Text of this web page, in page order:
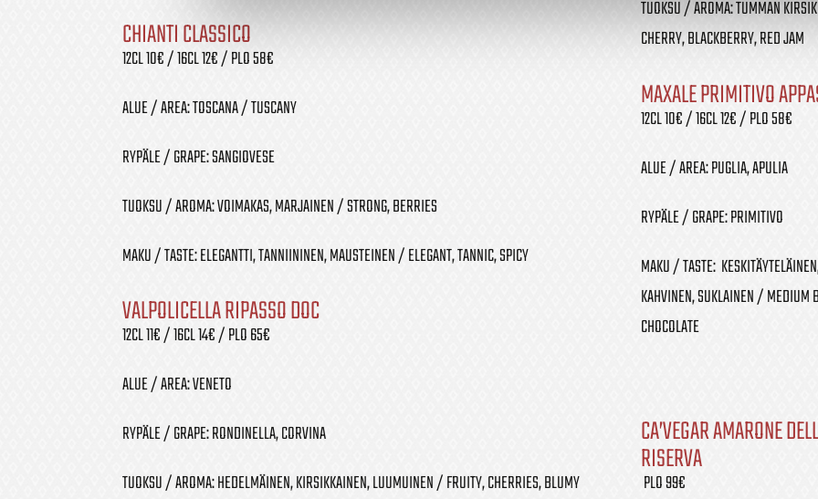
CHIANTI CLASSICO
12CL 10€ / 16CL 12€ / PLO 58€
ALUE / AREA: TOSCANA / TUSCANY
RYPÄLE / GRAPE: SANGIOVESE
TUOKSU / AROMA: VOIMAKAS, MARJAINEN / STRONG, BERRIES
MAKU / TASTE: ELEGANTTI, TANNIININEN, MAUSTEINEN / ELEGANT, TANNIC, SPICY
VALPOLICELLA RIPASSO DOC
12CL 11€ / 16CL 14€ / PLO 65€
ALUE / AREA: VENETO
RYPÄLE / GRAPE: RONDINELLA, CORVINA
TUOKSU / AROMA: HEDELMÄINEN, KIRSIKKAINEN, LUUMUINEN / FRUITY, CHERRIES, BLUMY
TUOKSU / AROMA: TUMMAN
CHERRY, BLACKBERRY, RED JAM
MAXALE PRIMITIVO
12CL 10€ / 16CL 12€ / PLO 58€
ALUE / AREA: PUGLIA, APULIA
RYPÄLE / GRAPE: PRIMITIVO
MAKU / TASTE:
KAHVINEN, SUKLAINEN / MEDIUM
CHOCOLATE
CA’VEGAR AMARONE
RISERVA
PLO 99€